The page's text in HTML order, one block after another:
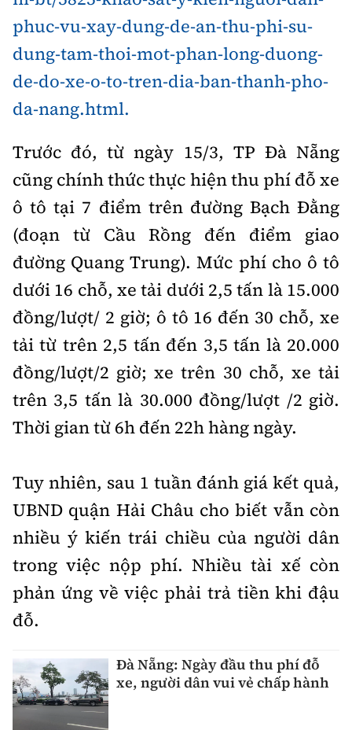
Tổng biên tập: Nguyễn Thị Hồng Nga
Phó Tổng biên tập:
Nguyễn Đức Thắng, La Đức Hùng
0901 514 7990915 057 282
Email:
bandoc@baoxaydung.vn
Cấm sao chép dưới mọi hình thức nếu không có sự
bằng văn bản.
Thông tin tòa
phuc-vu-xay-dung-de-an-thu-phi-su-
dung-tam-thoi-mot-phan-long-duong-
de-do-xe-o-to-tren-dia-ban-thanh-pho-
da-nang.html.
Trước đó, từ ngày 15/3, TP Đà Nẵng
cũng chính thức thực hiện thu phí đỗ xe
ô tô tại 7 điểm trên đường Bạch Đằng
(đoạn từ Cầu Rồng đến điểm giao
đường Quang Trung). Mức phí cho ô tô
dưới 16 chỗ, xe tải dưới 2,5 tấn là 15.000
đồng/lượt/ 2 giờ; ô tô 16 đến 30 chỗ, xe
tải từ trên 2,5 tấn đến 3,5 tấn là 20.000
đồng/lượt/2 giờ; xe trên 30 chỗ, xe tải
trên 3,5 tấn là 30.000 đồng/lượt /2 giờ.
Thời gian từ 6h đến 22h hàng ngày.
Tuy nhiên, sau 1 tuần đánh giá kết quả,
UBND quận Hải Châu cho biết vẫn còn
nhiều ý kiến trái chiều của người dân
trong việc nộp phí. Nhiều tài xế còn
phản ứng về việc phải trả tiền khi đậu
đỗ.
Đà Nẵng: Ngày đầu thu phí đỗ
xe, người dân vui vẻ chấp hành